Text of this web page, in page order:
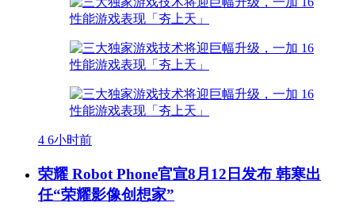
4 6小时前
荣耀 Robot Phone官宣8月12日发布 韩寒出
任“荣耀影像创想家”